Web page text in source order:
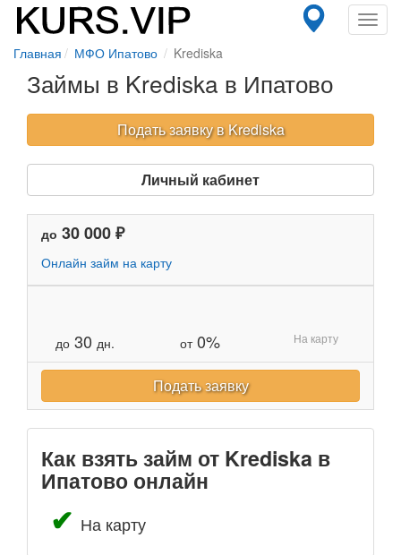
Главная МФО Ипатово Krediska
Займы в Krediska в Ипатово
Подать заявку в Krediska
Личный кабинет
до 30 000 ₽
Онлайн займ на карту
до 30 дн. от0% На карту
Подать заявку
Как взять займ от Krediska в
Ипатово онлайн
На карту